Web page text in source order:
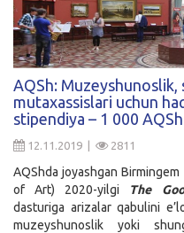
AQSh: Muzeyshunoslik,
mutaxassislari uchun
stipendiya – 1 000
12.11.2019 | 2811
AQShda joyashgan
of Art) 2020-yilgi The
dasturiga arizalar qabulini
muzeyshunoslik yoki